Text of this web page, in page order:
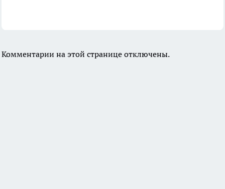
Комментарии на этой странице отключены.